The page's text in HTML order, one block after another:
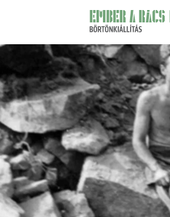
a
rács
mögött
börtönkiállítás